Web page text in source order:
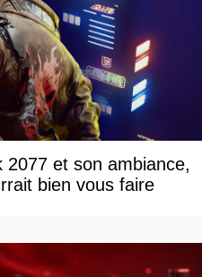
2077 et son ambiance,
bien vous faire